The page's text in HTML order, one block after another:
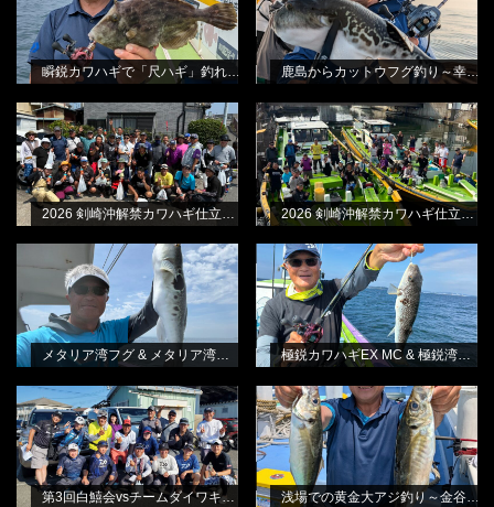
田渕雅生
瞬鋭カワハギで「尺ハギ」釣れました!
田渕雅生
鹿島からカットウフグ釣り～幸栄丸さんから
2026 剣崎沖解禁カワハギ仕立て・B
船
林良一
BLOG
2026 剣崎沖解禁カワハギ仕立て・A
船
林良一
BLOG
2026 剣崎沖解禁カワハギ仕立て・A船
メタリア湾フグ & メタリア湾フグ-S
メタリア湾フグ & メタリア湾フグ-S
極鋭カワハギEX MC & 極鋭湾フグ
EX
林良一
BLOG
極鋭カワハギEX MC & 極鋭湾フグ EX
第3回白鱚会vsチームダイワキス釣り
懇親会
林良一
BLOG
第3回白鱚会vsチームダイワキス釣り懇親会
浅場での黄金大アジ釣り～金谷・光
進丸さんから
田渕雅生
BLOG
浅場での黄金大アジ釣り～金谷・光進丸さんから